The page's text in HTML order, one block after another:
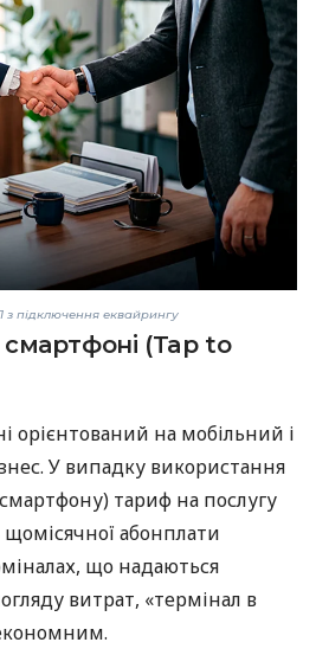
підключення еквайрингу
(Tap to
орієнтований на мобільний і
У випадку використання
тариф на послугу
абонплати
що надаються
витрат, «термінал в